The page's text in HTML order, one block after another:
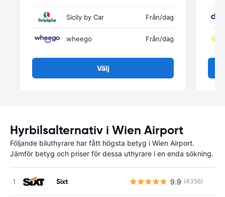
Sicily by Car Från/dag
wheego Från/dag
Välj
Hyrbilsalternativ i Wien Airport
Följande biluthyrare har fått högsta betyg i Wien Airport.
Jämför betyg och priser för dessa uthyrare i en enda sökning.
Sixt 9.9 (4356)